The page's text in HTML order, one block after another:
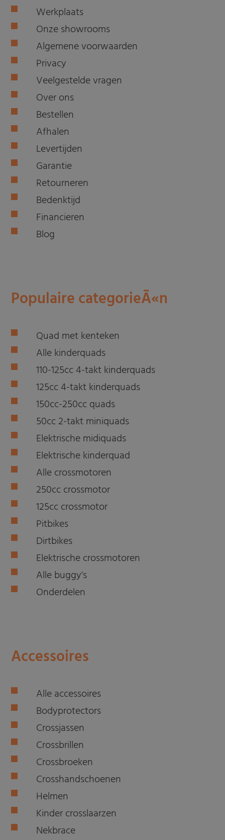
Werkplaats
Onze showrooms
Algemene voorwaarden
Privacy
Veelgestelde vragen
Over ons
Bestellen
Afhalen
Levertijden
Garantie
Retourneren
Bedenktijd
Financieren
Blog
Populaire categorieÃ«n
Quad met kenteken
Alle kinderquads
110-125cc 4-takt kinderquads
125cc 4-takt kinderquads
150cc-250cc quads
50cc 2-takt miniquads
Elektrische midiquads
Elektrische kinderquad
Alle crossmotoren
250cc crossmotor
125cc crossmotor
Pitbikes
Dirtbikes
Elektrische crossmotoren
Alle buggy's
Onderdelen
Accessoires
Alle accessoires
Bodyprotectors
Crossjassen
Crossbrillen
Crossbroeken
Crosshandschoenen
Helmen
Kinder crosslaarzen
Nekbrace